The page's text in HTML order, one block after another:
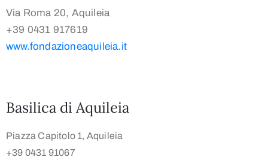
Via Roma 20, Aquileia
+39 0431 917619
www.fondazioneaquileia.it
Basilica di Aquileia
Piazza Capitolo 1, Aquileia
+39 0431 91067